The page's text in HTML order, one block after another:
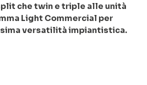
che twin e triple alle unità
Light Commercial per
versatilità impiantistica.